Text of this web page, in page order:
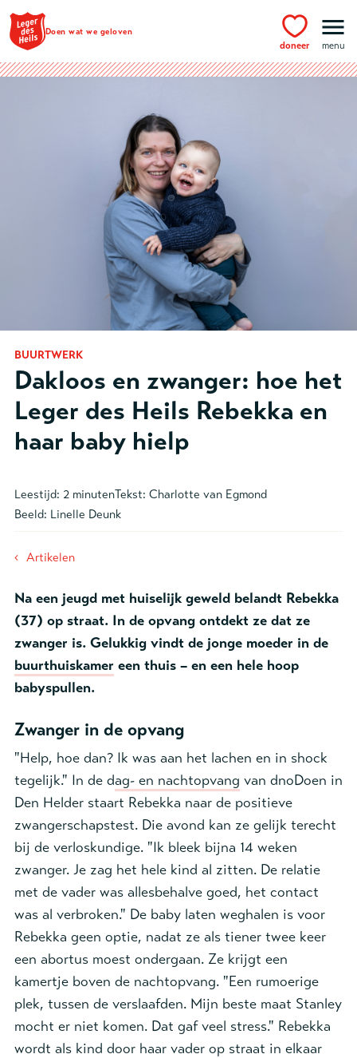
Ga naar hoofdinhoud
Doen wat we geloven
doneer menu
BUURTWERK
Dakloos en zwanger: hoe het
Leger des Heils Rebekka en
haar baby hielp
Leestijd: 2 minutenTekst: Charlotte van Egmond
Beeld: Linelle Deunk
‹ Artikelen
Na een jeugd met huiselijk geweld belandt Rebekka
(37) op straat. In de opvang ontdekt ze dat ze
zwanger is. Gelukkig vindt de jonge moeder in de
buurthuiskamer een thuis – en een hele hoop
babyspullen.
Zwanger in de opvang
"Help, hoe dan? Ik was aan het lachen en in shock
tegelijk." In de dag- en nachtopvang van dnoDoen in
Den Helder staart Rebekka naar de positieve
zwangerschapstest. Die avond kan ze gelijk terecht
bij de verloskundige. "Ik bleek bijna 14 weken
zwanger. Je zag het hele kind al zitten. De relatie
met de vader was allesbehalve goed, het contact
was al verbroken." De baby laten weghalen is voor
Rebekka geen optie, nadat ze als tiener twee keer
een abortus moest ondergaan. Ze krijgt een
kamertje boven de nachtopvang. "Een rumoerige
plek, tussen de verslaafden. Mijn beste maat Stanley
mocht er niet komen. Dat gaf veel stress." Rebekka
wordt als kind door haar vader op straat in elkaar